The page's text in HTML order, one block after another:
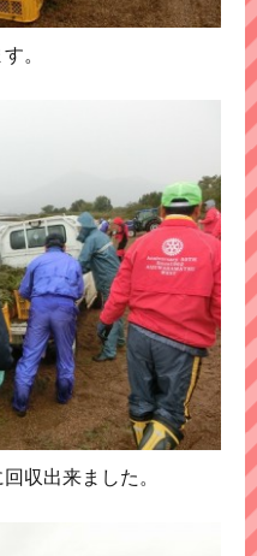
。
収出来ました。